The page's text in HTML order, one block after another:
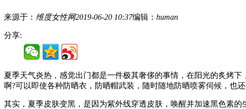
来源于： 维度女性网2019-06-20 10:37编辑： human
分享:
夏季天气炎热，感觉出门都是一件极其奢侈的事情，在阳光的炙烤
啊?可以即使各种防晒衣，防晒帽武装，随时随地防晒喷雾伺候，也
其实，夏季皮肤变黑，是因为紫外线穿透皮肤，唤醒并加速黑色素